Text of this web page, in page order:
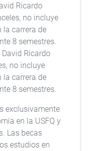
Ricardo
no incluye
la carrera de
8 semestres.
Ricardo
no incluye
la carrera de
8 semestres.
exclusivamente
en la USFQ y
Las becas
estudios en